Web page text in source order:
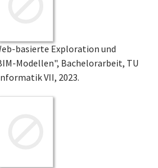
basierte Exploration und
Modellen", Bachelorarbeit, TU
VII, 2023.